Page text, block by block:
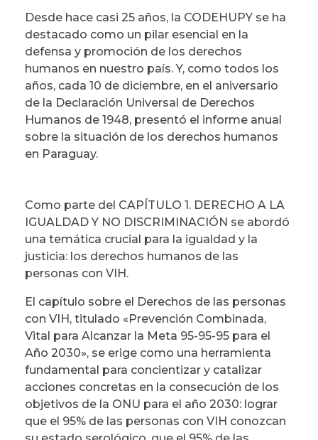
Desde hace casi 25 años, la CODEHUPY se ha
destacado como un pilar esencial en la
defensa y promoción de los derechos
humanos en nuestro país. Y, como todos los
años, cada 10 de diciembre, en el aniversario
de la Declaración Universal de Derechos
Humanos de 1948, presentó el informe anual
sobre la situación de los derechos humanos
en Paraguay.
Como parte del CAPÍTULO 1. DERECHO A LA
IGUALDAD Y NO DISCRIMINACIÓN se abordó
una temática crucial para la igualdad y la
justicia: los derechos humanos de las
personas con VIH.
El capítulo sobre el Derechos de las personas
con VIH, titulado «Prevención Combinada,
Vital para Alcanzar la Meta 95-95-95 para el
Año 2030», se erige como una herramienta
fundamental para concientizar y catalizar
acciones concretas en la consecución de los
objetivos de la ONU para el año 2030: lograr
que el 95% de las personas con VIH conozcan